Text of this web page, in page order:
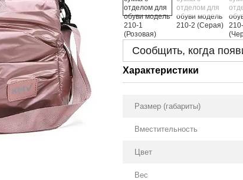
Сообщить, когда
Характеристики
Размер (габариты)
Вместительность
Цвет
Вес